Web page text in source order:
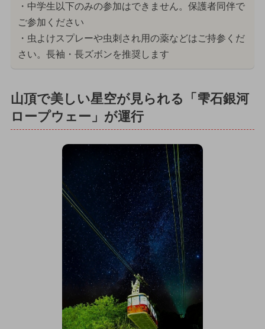
・中学生以下のみの参加はできません。保護者同伴で
ご参加ください
・虫よけスプレーや虫刺され用の薬などはご持参くだ
さい。長袖・長ズボンを推奨します
山頂で美しい星空が見られる「雫石銀河
ロープウェー」が運行